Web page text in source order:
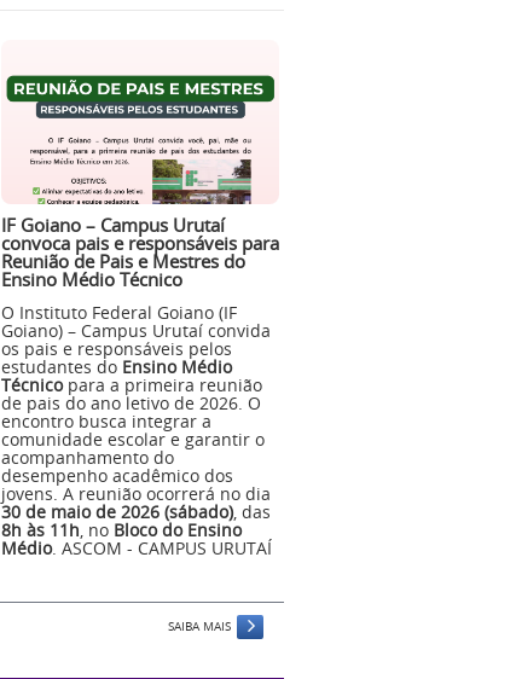
IF Goiano – Campus Urutaí
convoca pais e responsáveis para
Reunião de Pais e Mestres do
Ensino Médio Técnico
O Instituto Federal Goiano (IF
Goiano) – Campus Urutaí convida
os pais e responsáveis pelos
estudantes do Ensino Médio
Técnicopara a primeira reunião
de pais do ano letivo de 2026. O
encontro busca integrar a
comunidade escolar e garantir o
acompanhamento do
desempenho acadêmico dos
jovens. A reunião ocorrerá no dia
30 de maio de 2026 (sábado), das
8h às 11h, no Bloco do Ensino
Médio. ASCOM - CAMPUS URUTAÍ
SAIBA MAIS